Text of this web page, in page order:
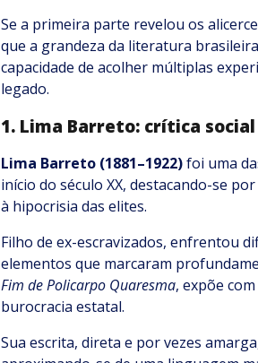
Se a primeira parte revelou os
que a grandeza da literatura
capacidade de acolher múltiplas
legado.
1. Lima Barreto: crítica
Lima Barreto (1881–1922)foi uma
início do século XX, destacando-se
à hipocrisia das elites.
Filho de ex-escravizados, enfrentou
elementos que marcaram
Fim de Policarpo Quaresma, expõe
burocracia estatal.
Sua escrita, direta e por vezes